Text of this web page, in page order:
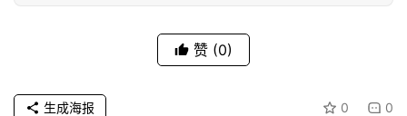
赞 (0)
0 0
生成海报